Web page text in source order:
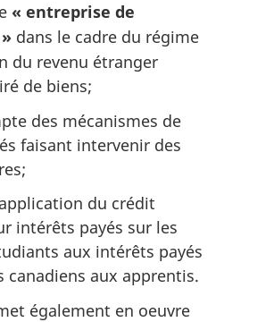
« entreprise de
dans le cadre du régime
du revenu étranger
de biens;
des mécanismes de
faisant intervenir des
du crédit
intérêts payés sur les
aux intérêts payés
canadiens aux apprentis.
également en oeuvre